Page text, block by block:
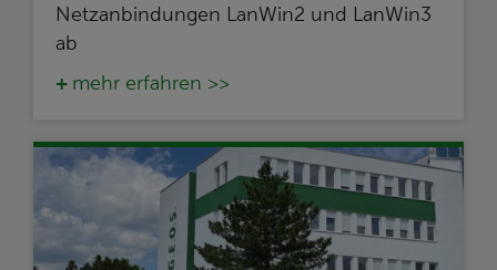
Netzanbindungen LanWin2 und LanWin3
ab
mehr erfahren >>